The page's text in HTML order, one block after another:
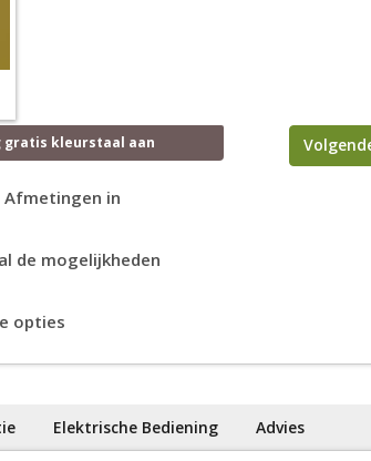
gratis kleurstaal aan
Afmetingen in
de mogelijkheden
opties
Elektrische Bediening Advies